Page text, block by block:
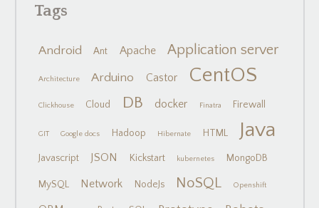
Tags
Android Ant Apache Application server
Architecture Arduino Castor CentOS
Clickhouse Cloud DB docker Finatra Firewall
GIT Google docs Hadoop Hibernate HTML Java
Javascript JSON Kickstart kubernetes MongoDB
MySQL Network NodeJs NoSQL Openshift